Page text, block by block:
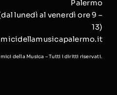
Palermo
dal lunedì al venerdì ore 9 –
13)
della Musica – Tutti i diritti riservati.